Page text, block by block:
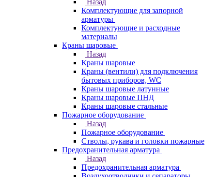
Назад
Комплектующие для запорной
арматуры
Комплектующие и расходные
материалы
Краны шаровые
Назад
Краны шаровые
Краны (вентили) для подключения
бытовых приборов, WC
Краны шаровые латунные
Краны шаровые ПНД
Краны шаровые стальные
Пожарное оборудование
Назад
Пожарное оборудование
Стволы, рукава и головки пожарные
Предохранительная арматура
Назад
Предохранительная арматура